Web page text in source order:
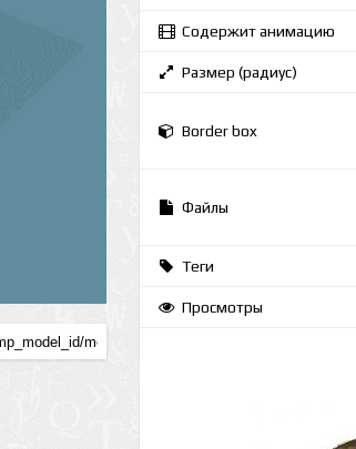
Содержит анимацию
Размер (радиус)
Border box
Файлы
Теги
Просмотры